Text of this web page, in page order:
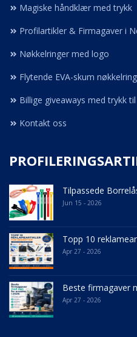
Magiske håndklær med trykk
Profilartikler & Firmagaver i
Nøkkelringer med logo
Flytende EVA-skum
Billige giveaways med trykk
Kontakt oss
Tilpassede
Jun 15 - 2026
Topp 10
Apr 27 - 2026
Beste firmagaver
Apr 27 - 2026